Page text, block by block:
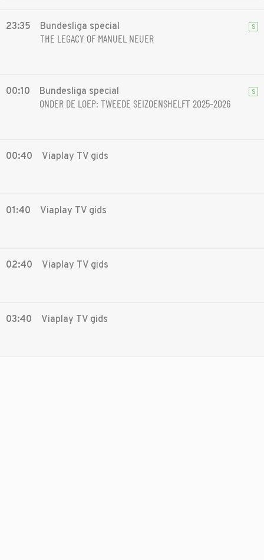
23:35 Bundesliga special
THE LEGACY OF MANUEL NEUER
S
00:10 Bundesliga special
ONDER DE LOEP: TWEEDE SEIZOENSHELFT 2025-2026
S
00:40 Viaplay TV gids
01:40 Viaplay TV gids
02:40 Viaplay TV gids
03:40 Viaplay TV gids